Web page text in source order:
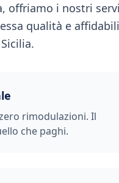
i nostri
qualità e
rimodulazioni. Il
che paghi.